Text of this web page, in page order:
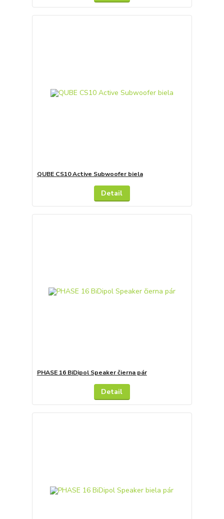
QUBE CS10 Active Subwoofer biela
Detail
PHASE 16 BiDipol Speaker čierna pár
Detail